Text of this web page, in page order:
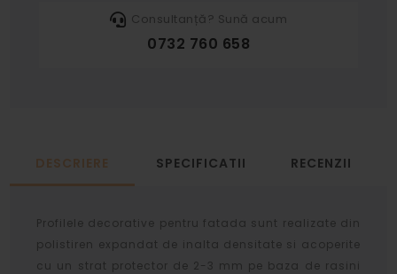
Consultanță? Sună acum
0732 760 658
DESCRIERE SPECIFICATII RECENZII
Profilele decorative pentru fatada sunt realizate din
polistiren expandat de inalta densitate si acoperite
cu un strat protector de 2-3 mm pe baza de rasini